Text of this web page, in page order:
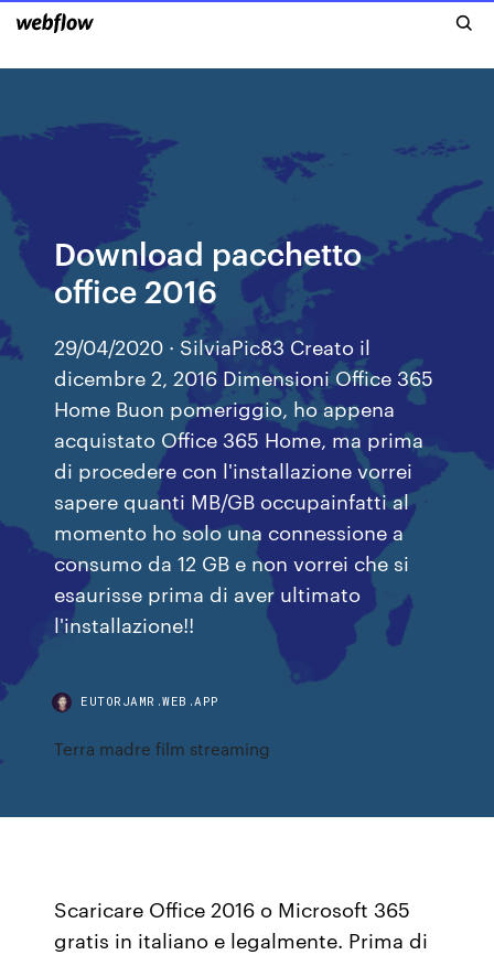
Download pacchetto
office 2016
29/04/2020 · SilviaPic83 Creato il
dicembre 2, 2016 Dimensioni Office 365
Home Buon pomeriggio, ho appena
acquistato Office 365 Home, ma prima
di procedere con l'installazione vorrei
sapere quanti MB/GB occupainfatti al
momento ho solo una connessione a
consumo da 12 GB e non vorrei che si
esaurisse prima di aver ultimato
l'installazione!!
EUTORJAMR.WEB.APP
Terra madre film streaming
Scaricare Office 2016 o Microsoft 365
gratis in italiano e legalmente. Prima di